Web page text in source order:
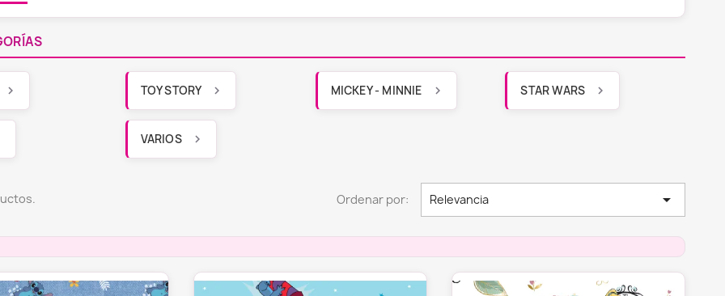
TOY STORY MICKEY - MINNIE STAR WARS
VARIOS
Ordenar por: Relevancia 